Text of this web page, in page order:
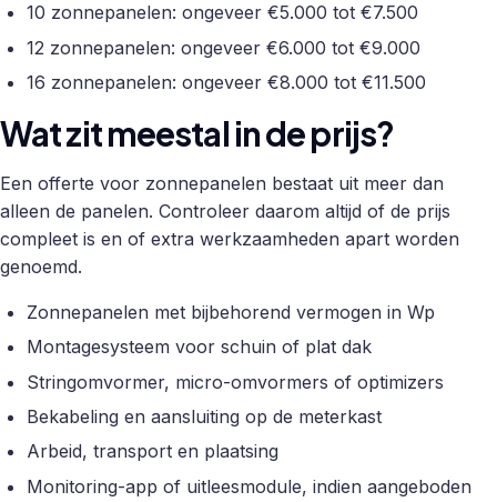
10 zonnepanelen: ongeveer €5.000 tot €7.500
12 zonnepanelen: ongeveer €6.000 tot €9.000
16 zonnepanelen: ongeveer €8.000 tot €11.500
Wat zit meestal in de prijs?
Een offerte voor zonnepanelen bestaat uit meer dan
alleen de panelen. Controleer daarom altijd of de prijs
compleet is en of extra werkzaamheden apart worden
genoemd.
Zonnepanelen met bijbehorend vermogen in Wp
Montagesysteem voor schuin of plat dak
Stringomvormer, micro-omvormers of optimizers
Bekabeling en aansluiting op de meterkast
Arbeid, transport en plaatsing
Monitoring-app of uitleesmodule, indien aangeboden